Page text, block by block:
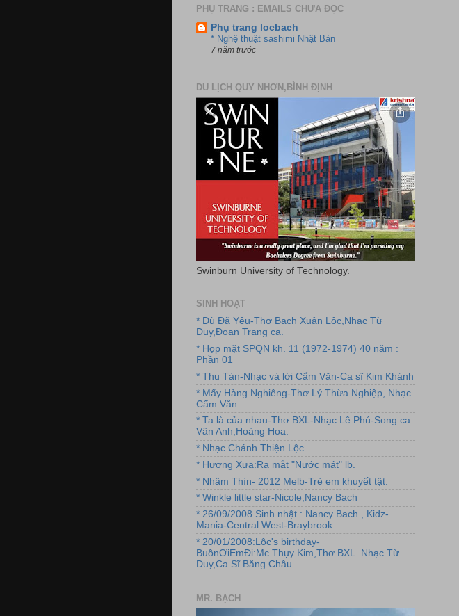
PHỤ TRANG : EMAILS CHƯA ĐỌC
Phụ trang locbach
* Nghệ thuật sashimi Nhật Bản
7 năm trước
DU LỊCH QUY NHƠN,BÌNH ĐỊNH
Swinburn University of Technology.
SINH HOẠT
* Dù Đã Yêu-Thơ Bạch Xuân Lộc,Nhạc Từ
Duy,Đoan Trang ca.
* Họp mặt SPQN kh. 11 (1972-1974) 40 năm :
Phần 01
* Thu Tàn-Nhạc và lời Cẩm Văn-Ca sĩ Kim Khánh
* Mấy Hàng Nghiêng-Thơ Lý Thừa Nghiệp, Nhạc
Cẩm Văn
* Ta là của nhau-Thơ BXL-Nhạc Lê Phú-Song ca
Vân Anh,Hoàng Hoa.
* Nhạc Chánh Thiện Lộc
* Hương Xưa:Ra mắt "Nước mát" lb.
* Nhâm Thìn- 2012 Melb-Trẻ em khuyết tật.
* Winkle little star-Nicole,Nancy Bach
* 26/09/2008 Sinh nhật : Nancy Bach , Kidz-
Mania-Central West-Braybrook.
* 20/01/2008:Lộc's birthday-
BuồnƠiEmĐi:Mc.Thụy Kim,Thơ BXL. Nhạc Từ
Duy,Ca Sĩ Băng Châu
MR. BẠCH